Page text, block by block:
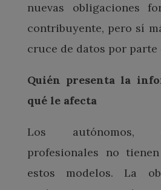
nuevas obligaciones
contribuyente, pero sí
cruce de datos por parte
Quién presenta la
qué le afecta
Los autónomos,
profesionales no
estos modelos. La